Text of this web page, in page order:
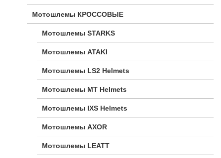
Мотошлемы КРОССОВЫЕ
Мотошлемы STARKS
Мотошлемы ATAKI
Мотошлемы LS2 Helmets
Мотошлемы MT Helmets
Мотошлемы IXS Helmets
Мотошлемы AXOR
Мотошлемы LEATT